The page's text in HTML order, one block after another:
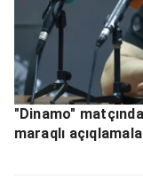
"Dinamo"
maraqlı